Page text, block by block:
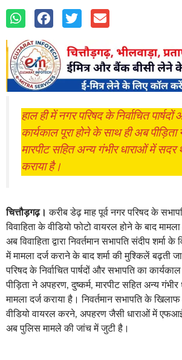
हाल ही में नगर परिषद के निर्वाचित
कार्यकाल पूरा होने के साथ ही अब
मारपीट सहित अन्य गंभीर धाराओं में सदर
कराया है।
चित्तौड़गढ़। करीब डेढ़ माह पूर्व नगर परिषद के
विवाहिता के वीडियो फोटो वायरल होने के बाद
अब विवाहिता द्वारा निवर्तमान सभापति संदीप शर्मा
में मामला दर्ज कराने के बाद शर्मा की मुश्किलें बढ़ती
परिषद के निर्वाचित पार्षदों और सभापति का
पीड़िता ने अपहरण, दुष्कर्म, मारपीट सहित अन्य
मामला दर्ज कराया है। निवर्तमान सभापति के
वीडियो वायरल करने, अपहरण जैसी धाराओं में
अब पुलिस मामले की जांच में जुटी है।